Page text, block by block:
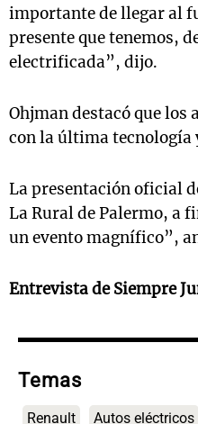
importante de llegar al
presente que tenemos,
electrificada”, dijo.
Ohjman destacó que los
con la última
La presentación oficial
La Rural de Palermo, a
un evento magnífico”,
Entrevista de Siempre
Temas
Renault Autos eléctricos